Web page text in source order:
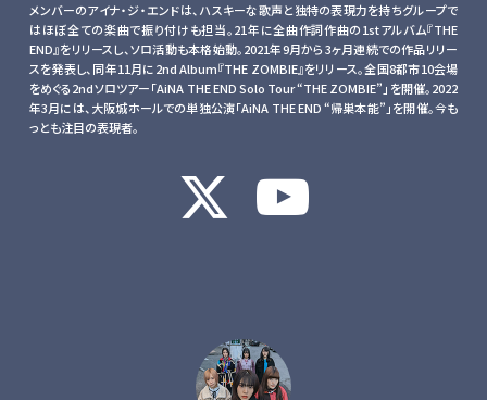
メンバーのアイナ・ジ・エンドは、ハスキーな歌声と独特の表現力を持ちグループで
はほぼ全ての楽曲で振り付けも担当。21年に全曲作詞作曲の1stアルバム『THE
END』をリリースし、ソロ活動も本格始動。2021年9月から3ヶ月連続での作品リリー
スを発表し、同年11月に2nd Album『THE ZOMBIE』をリリース。全国8都市10会場
をめぐる2ndソロツアー「AiNA THE END Solo Tour “THE ZOMBIE”」を開催。2022
年3月には、大阪城ホールでの単独公演「AiNA THE END “帰巣本能”」を開催。今も
っとも注目の表現者。